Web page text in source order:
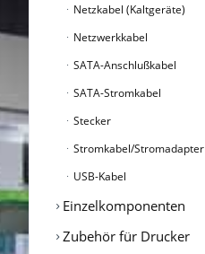
Netzkabel (Kaltgeräte)
Netzwerkkabel
SATA-Anschlußkabel
SATA-Stromkabel
Stecker
Stromkabel/Stromadapter
USB-Kabel
Einzelkomponenten
Zubehör für Drucker